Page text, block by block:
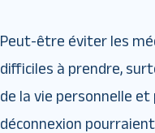
Peut-être éviter les
difficiles à prendre,
de la vie personnelle
déconnexion